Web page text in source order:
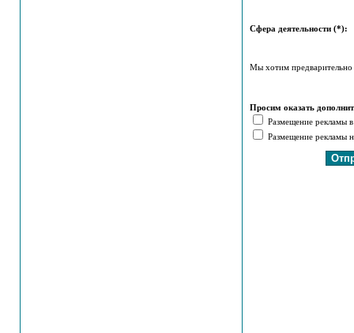
Сфера деятельности (*):
Мы хотим предварительно
Просим оказать
Размещение рекламы
Размещение рекламы